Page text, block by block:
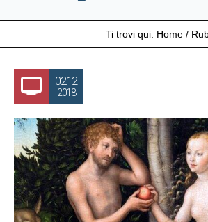
Ti trovi qui: Home /
02.12
2018